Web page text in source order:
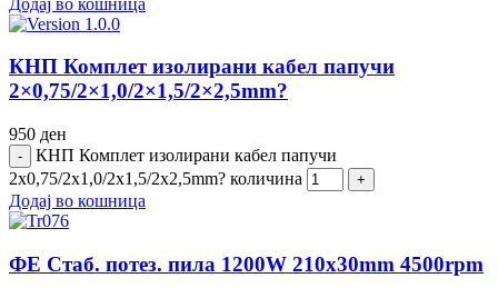
КНП Комплет изолирани кабел папучи
2×0,75/2×1,0/2×1,5/2×2,5mm?
950 ден
КНП Комплет изолирани кабел папучи
2x0,75/2x1,0/2x1,5/2x2,5mm? количина
Додај во кошница
ФЕ Стаб. потез. пила 1200W 210x30mm 4500rpm